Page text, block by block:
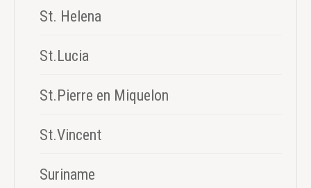
St. Helena
St.Lucia
St.Pierre en Miquelon
St.Vincent
Suriname